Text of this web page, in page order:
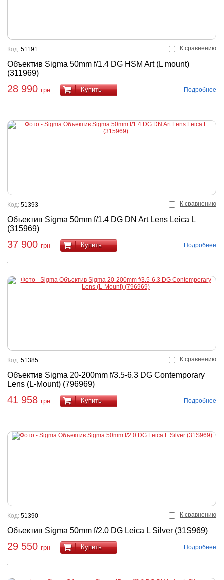
К сравнению
Объектив Sigma 50mm f/1.4 DG HSM Art (L mount)
(311969)
Код: 51191
28 990 грн Купить Подробнее
К сравнению
Объектив Sigma 50mm f/1.4 DG DN Art Lens Leica L
(315969)
Код: 51393
37 900 грн Купить Подробнее
К сравнению
Объектив Sigma 20-200mm f/3.5-6.3 DG Contemporary
Lens (L-Mount) (796969)
Код: 51385
41 958 грн Купить Подробнее
К сравнению
Объектив Sigma 50mm f/2.0 DG Leica L Silver (31S969)
Код: 51390
29 550 грн Купить Подробнее